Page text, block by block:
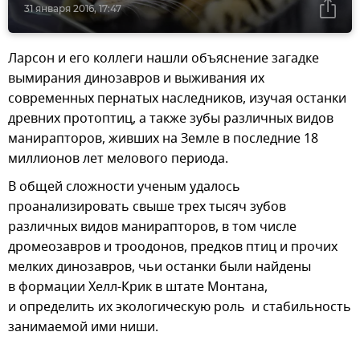
31 января 2016, 17:47
Ларсон и его коллеги нашли объяснение загадке
вымирания динозавров и выживания их
современных пернатых наследников, изучая останки
древних протоптиц, а также зубы различных видов
манирапторов, живших на Земле в последние 18
миллионов лет мелового периода.
В общей сложности ученым удалось
проанализировать свыше трех тысяч зубов
различных видов манирапторов, в том числе
дромеозавров и троодонов, предков птиц и прочих
мелких динозавров, чьи останки были найдены
в формации Хелл-Крик в штате Монтана,
и определить их экологическую роль и стабильность
занимаемой ими ниши.